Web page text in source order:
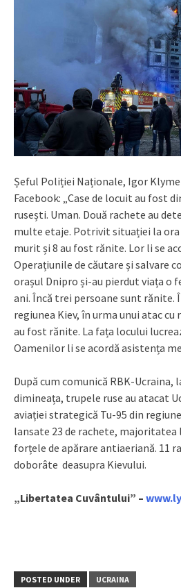
Șeful Poliției Naționale, Igor
Facebook: „Case de locuit au fost
rusești. Uman. Două rachete au
multe etaje. Potrivit situației la ora
murit și 8 au fost rănite. Lor li se
Operațiunile de căutare și salvare
orașul Dnipro și-au pierdut viața o
ani. Încă trei persoane sunt rănite.
regiunea Kiev, în urma unui atac cu
au fost rănite. La fața locului
Oamenilor li se acordă asistența
După cum comunică RBK-Ucraina,
dimineața, trupele ruse au atacat
aviației strategică Tu-95 din
lansate 23 de rachete, majoritatea
forțele de apărare antiaeriană. 11
doborâte deasupra Kievului.
„Libertatea Cuvântului” –
POSTED UNDER UCRAINA